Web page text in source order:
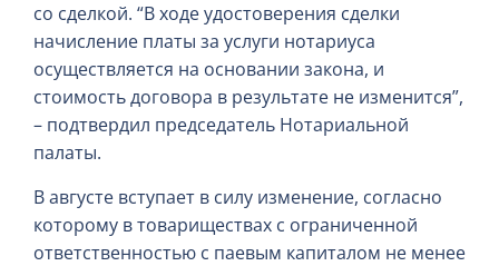
со сделкой. “В ходе удостоверения сделки
начисление платы за услуги нотариуса
осуществляется на основании закона, и
стоимость договора в результате не изменится”,
– подтвердил председатель Нотариальной
палаты.
В августе вступает в силу изменение, согласно
которому в товариществах с ограниченной
ответственностью с паевым капиталом не менее